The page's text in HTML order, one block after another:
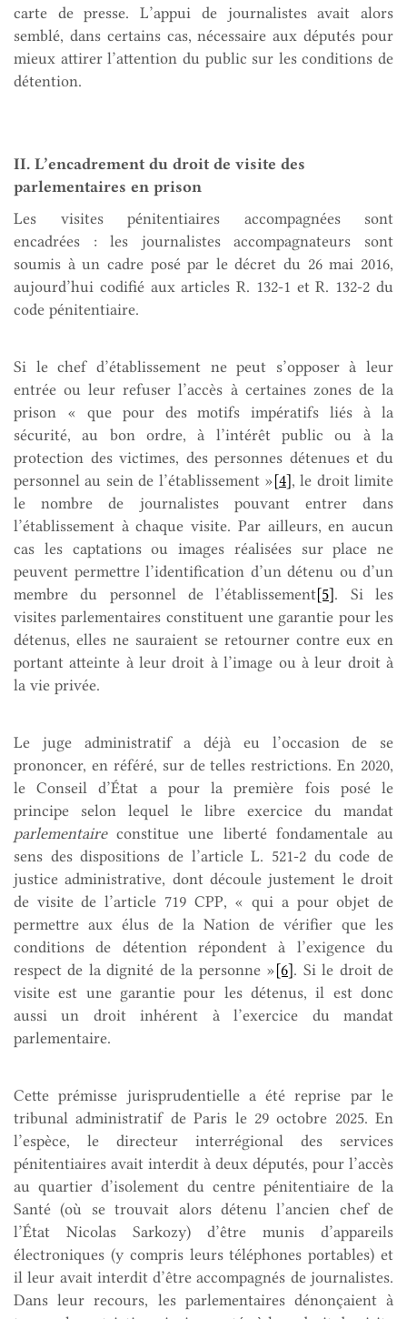
carte de presse. L’appui de journalistes avait alors
semblé, dans certains cas, nécessaire aux députés pour
mieux attirer l’attention du public sur les conditions de
détention.
II. L’encadrement du droit de visite des
parlementaires en prison
Les visites pénitentiaires accompagnées sont
encadrées : les journalistes accompagnateurs sont
soumis à un cadre posé par le décret du 26 mai 2016,
aujourd’hui codifié aux articles R. 132-1 et R. 132-2 du
code pénitentiaire.
Si le chef d’établissement ne peut s’opposer à leur
entrée ou leur refuser l’accès à certaines zones de la
prison « que pour des motifs impératifs liés à la
sécurité, au bon ordre, à l’intérêt public ou à la
protection des victimes, des personnes détenues et du
personnel au sein de l’établissement »[4], le droit limite
le nombre de journalistes pouvant entrer dans
l’établissement à chaque visite. Par ailleurs, en aucun
cas les captations ou images réalisées sur place ne
peuvent permettre l’identification d’un détenu ou d’un
membre du personnel de l’établissement[5]. Si les
visites parlementaires constituent une garantie pour les
détenus, elles ne sauraient se retourner contre eux en
portant atteinte à leur droit à l’image ou à leur droit à
la vie privée.
Le juge administratif a déjà eu l’occasion de se
prononcer, en référé, sur de telles restrictions. En 2020,
le Conseil d’État a pour la première fois posé le
principe selon lequel le libre exercice du mandat
parlementaireconstitue une liberté fondamentale au
sens des dispositions de l’article L. 521-2 du code de
justice administrative, dont découle justement le droit
de visite de l’article 719 CPP, « qui a pour objet de
permettre aux élus de la Nation de vérifier que les
conditions de détention répondent à l’exigence du
respect de la dignité de la personne »[6]. Si le droit de
visite est une garantie pour les détenus, il est donc
aussi un droit inhérent à l’exercice du mandat
parlementaire.
Cette prémisse jurisprudentielle a été reprise par le
tribunal administratif de Paris le 29 octobre 2025. En
l’espèce, le directeur interrégional des services
pénitentiaires avait interdit à deux députés, pour l’accès
au quartier d’isolement du centre pénitentiaire de la
Santé (où se trouvait alors détenu l’ancien chef de
l’État Nicolas Sarkozy) d’être munis d’appareils
électroniques (y compris leurs téléphones portables) et
il leur avait interdit d’être accompagnés de journalistes.
Dans leur recours, les parlementaires dénonçaient à